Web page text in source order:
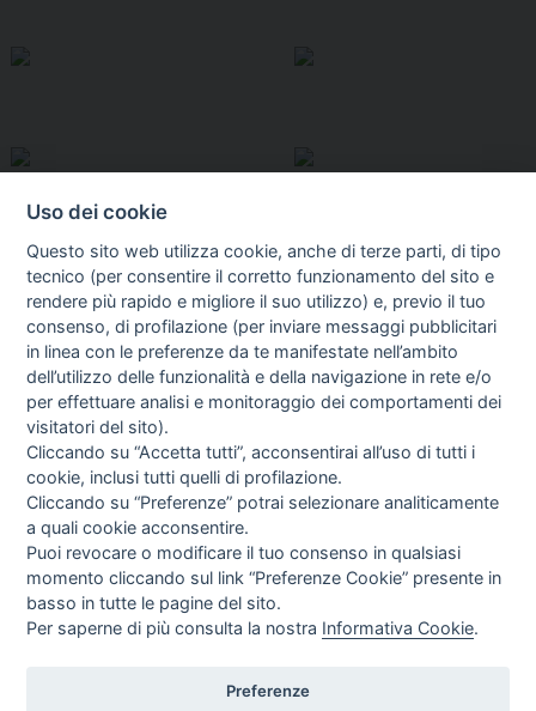
I libri Vedi tutti
Direttrice Responsabile: Alessandra Costante | Registrazione al Tribunale Civile
Uso dei cookie
Questo sito web utilizza cookie, anche di terze parti, di tipo
tecnico (per consentire il corretto funzionamento del sito e
rendere più rapido e migliore il suo utilizzo) e, previo il tuo
consenso, di profilazione (per inviare messaggi pubblicitari
in linea con le preferenze da te manifestate nell’ambito
dell’utilizzo delle funzionalità e della navigazione in rete e/o
per effettuare analisi e monitoraggio dei comportamenti dei
visitatori del sito).
Cliccando su “Accetta tutti”, acconsentirai all’uso di tutti i
cookie, inclusi tutti quelli di profilazione.
Cliccando su “Preferenze” potrai selezionare analiticamente
a quali cookie acconsentire.
Puoi revocare o modificare il tuo consenso in qualsiasi
momento cliccando sul link “Preferenze Cookie” presente in
basso in tutte le pagine del sito.
Per saperne di più consulta la nostra Informativa Cookie.
Preferenze